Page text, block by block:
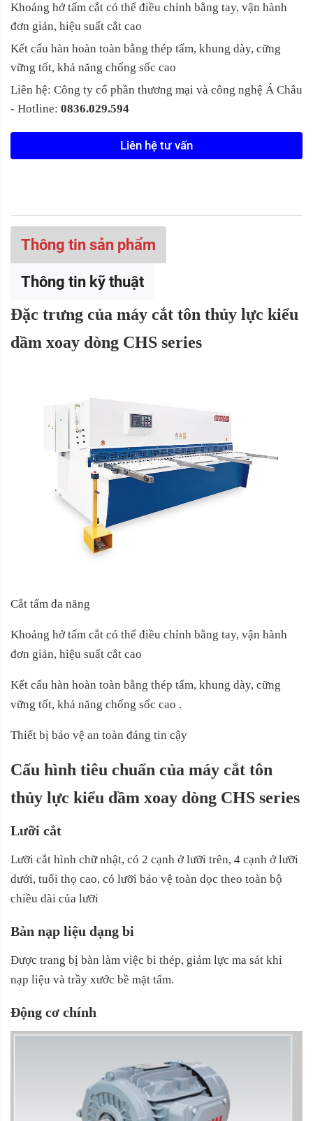
Khoảng hở tấm cắt có thể điều chỉnh bằng tay, vận hành
đơn giản, hiệu suất cắt cao
Kết cấu hàn hoàn toàn bằng thép tấm, khung dày, cững
vững tốt, khả năng chống sốc cao
Liên hệ: Công ty cổ phần thương mại và công nghệ Á Châu
- Hotline: 0836.029.594
Liên hệ tư vấn
Thông tin sản phẩm
Thông tin kỹ thuật
Đặc trưng của máy cắt tôn thủy lực kiểu
dầm xoay dòng CHS series
Cắt tấm đa năng
Khoảng hở tấm cắt có thể điều chỉnh bằng tay, vận hành
đơn giản, hiệu suất cắt cao
Kết cấu hàn hoàn toàn bằng thép tấm, khung dày, cững
vững tốt, khả năng chống sốc cao .
Thiết bị bảo vệ an toàn đáng tin cậy
Cấu hình tiêu chuẩn của máy cắt tôn
thủy lực kiểu dầm xoay dòng CHS series
Lưỡi cắt
Lưỡi cắt hình chữ nhật, có 2 cạnh ở lưỡi trên, 4 cạnh ở lưỡi
dưới, tuổi thọ cao, có lưỡi bảo vệ toàn dọc theo toàn bộ
chiều dài của lưỡi
Bàn nạp liệu dạng bi
Được trang bị bàn làm việc bi thép, giảm lực ma sát khi
nạp liệu và trầy xước bề mặt tấm.
Động cơ chính